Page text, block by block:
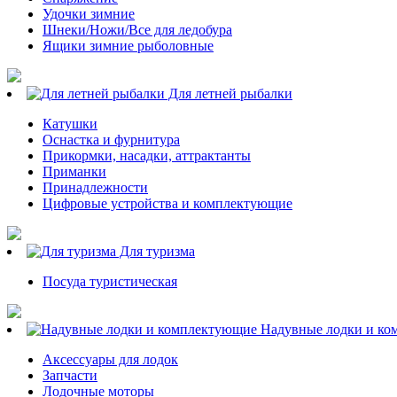
Удочки зимние
Шнеки/Ножи/Все для ледобура
Ящики зимние рыболовные
Для летней рыбалки
Катушки
Оснастка и фурнитура
Прикормки, насадки, аттрактанты
Приманки
Принадлежности
Цифровые устройства и комплектующие
Для туризма
Посуда туристическая
Надувные лодки и
Аксессуары для лодок
Запчасти
Лодочные моторы